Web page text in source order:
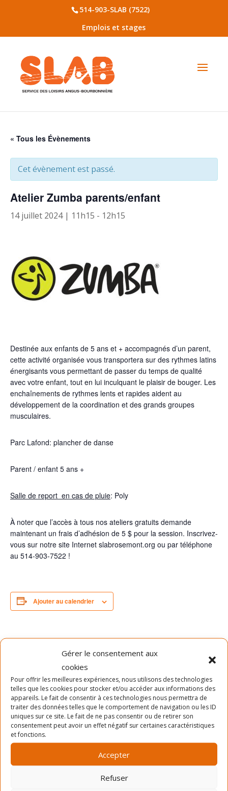
Gérer le consentement aux
cookies
Pour offrir les meilleures expériences, nous utilisons des technologies
telles que les cookies pour stocker et/ou accéder aux informations des
appareils. Le fait de consentir à ces technologies nous permettra de
traiter des données telles que le comportement de navigation ou les ID
uniques sur ce site. Le fait de ne pas consentir ou de retirer son
consentement peut avoir un effet négatif sur certaines caractéristiques
et fonctions.
Accepter
Refuser
514-903-SLAB (7522)
Emplois et stages
« Tous les Évènements
Cet évènement est passé.
Atelier Zumba parents/enfant
14 juillet 2024 | 11h15 - 12h15
Destinée aux enfants de 5 ans et + accompagnés d’un parent,
cette activité organisée vous transportera sur des rythmes latins
énergisants vous permettant de passer du temps de qualité
avec votre enfant, tout en lui inculquant le plaisir de bouger. Les
enchaînements de rythmes lents et rapides aident au
développement de la coordination et des grands groupes
musculaires.
Parc Lafond: plancher de danse
Parent / enfant 5 ans +
Salle de report en cas de pluie: Poly
À noter que l’accès à tous nos ateliers gratuits demande
maintenant un frais d’adhésion de 5 $ pour la session. Inscrivez-
vous sur notre site Internet slabrosemont.org ou par téléphone
au 514-903-7522 !
Ajouter au calendrier
Heure :
11h15 - 12h15
514-903-7522
Voir le site Organisateur